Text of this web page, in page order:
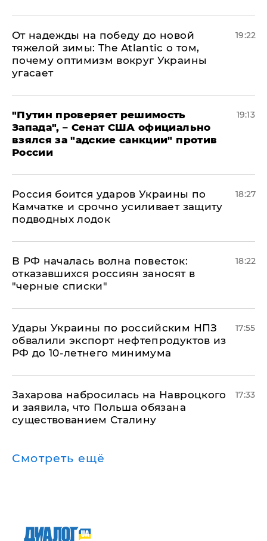
От надежды на победу до новой
тяжелой зимы: The Atlantic о том,
почему оптимизм вокруг Украины
угасает
19:22
"Путин проверяет решимость
Запада", – Сенат США официально
взялся за "адские санкции" против
России
19:13
Россия боится ударов Украины по
Камчатке и срочно усиливает защиту
подводных лодок
18:27
​В РФ началась волна повесток:
отказавшихся россиян заносят в
"черные списки"
18:22
Удары Украины по российским НПЗ
обвалили экспорт нефтепродуктов из
РФ до 10-летнего минимума
17:55
​Захарова набросилась на Навроцкого
и заявила, что Польша обязана
существованием Сталину
17:33
Смотреть ещё